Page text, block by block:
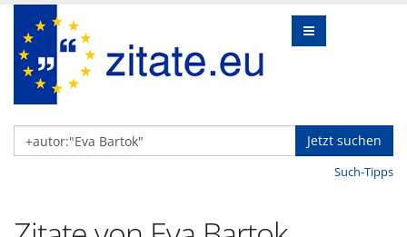
Jetzt suchen
Such-Tipps